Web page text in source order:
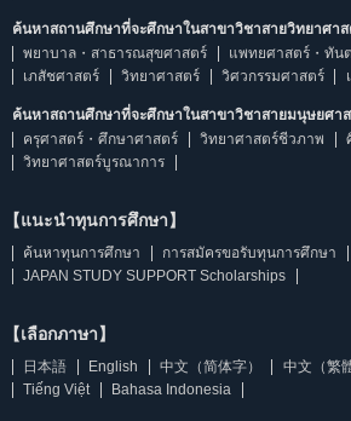
ค้นหาสถานศึกษาที่จะศึกษาในสาขาวิชาสายวิทยาศาส
พยาบาล・สาธารณสุขศาสตร์
แพทยศาสตร์・ทัน
เภสัชศาสตร์
วิทยาศาสตร์ วิศวกรรมศาสตร์
ค้นหาสถานศึกษาที่จะศึกษาในสาขาวิชาสายมนุษยศา
ครุศาสตร์・ศึกษาศาสตร์
วิทยาศาสตร์ชีวภาพ
วิทยาศาสตร์บูรณาการ
【แนะนำทุนการศึกษา】
ค้นหาทุนการศึกษา
การสมัครขอรับทุนการศึกษา
JAPAN STUDY SUPPORT Scholarships
【เลือกภาษา】
日本語 English 中文（简体字） 中文（繁
Tiếng Việt
Bahasa Indonesia